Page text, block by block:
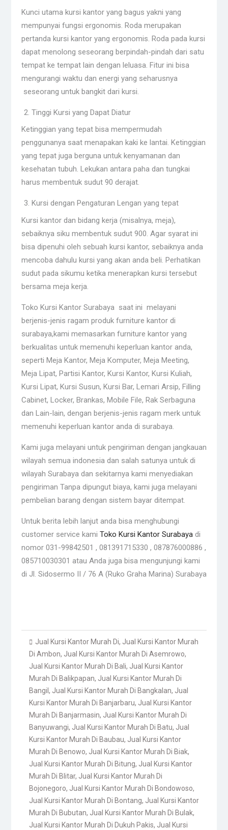
Kunci utama kursi kantor yang bagus yakni yang
mempunyai fungsi ergonomis. Roda merupakan
pertanda kursi kantor yang ergonomis. Roda pada kursi
dapat menolong seseorang berpindah-pindah dari satu
tempat ke tempat lain dengan leluasa. Fitur ini bisa
mengurangi waktu dan energi yang seharusnya
seseorang untuk bangkit dari kursi.
Tinggi Kursi yang Dapat Diatur
Ketinggian yang tepat bisa mempermudah
penggunanya saat menapakan kaki ke lantai. Ketinggian
yang tepat juga berguna untuk kenyamanan dan
kesehatan tubuh. Lekukan antara paha dan tungkai
harus membentuk sudut 90 derajat.
Kursi dengan Pengaturan Lengan yang tepat
Kursi kantor dan bidang kerja (misalnya, meja),
sebaiknya siku membentuk sudut 900. Agar syarat ini
bisa dipenuhi oleh sebuah kursi kantor, sebaiknya anda
mencoba dahulu kursi yang akan anda beli. Perhatikan
sudut pada sikumu ketika menerapkan kursi tersebut
bersama meja kerja.
Toko Kursi Kantor Surabaya saat ini melayani
berjenis-jenis ragam produk furniture kantor di
surabaya,kami memasarkan furniture kantor yang
berkualitas untuk memenuhi keperluan kantor anda,
seperti Meja Kantor, Meja Komputer, Meja Meeting,
Meja Lipat, Partisi Kantor, Kursi Kantor, Kursi Kuliah,
Kursi Lipat, Kursi Susun, Kursi Bar, Lemari Arsip, Filling
Cabinet, Locker, Brankas, Mobile File, Rak Serbaguna
dan Lain-lain, dengan berjenis-jenis ragam merk untuk
memenuhi keperluan kantor anda di surabaya.
Kami juga melayani untuk pengiriman dengan jangkauan
wilayah semua indonesia dan salah satunya untuk di
wilayah Surabaya dan sekitarnya kami menyediakan
pengiriman Tanpa dipungut biaya, kami juga melayani
pembelian barang dengan sistem bayar ditempat.
Untuk berita lebih lanjut anda bisa menghubungi
customer service kami Toko Kursi Kantor Surabaya di
nomor 031-99842501 , 081391715330 , 087876000886 ,
085710030301 atau Anda juga bisa mengunjungi kami
di Jl. Sidosermo II / 76 A (Ruko Graha Marina) Surabaya
Jual Kursi Kantor Murah Di, Jual Kursi Kantor Murah
Di Ambon, Jual Kursi Kantor Murah Di Asemrowo,
Jual Kursi Kantor Murah Di Bali, Jual Kursi Kantor
Murah Di Balikpapan, Jual Kursi Kantor Murah Di
Bangil, Jual Kursi Kantor Murah Di Bangkalan, Jual
Kursi Kantor Murah Di Banjarbaru, Jual Kursi Kantor
Murah Di Banjarmasin, Jual Kursi Kantor Murah Di
Banyuwangi, Jual Kursi Kantor Murah Di Batu, Jual
Kursi Kantor Murah Di Baubau, Jual Kursi Kantor
Murah Di Benowo, Jual Kursi Kantor Murah Di Biak,
Jual Kursi Kantor Murah Di Bitung, Jual Kursi Kantor
Murah Di Blitar, Jual Kursi Kantor Murah Di
Bojonegoro, Jual Kursi Kantor Murah Di Bondowoso,
Jual Kursi Kantor Murah Di Bontang, Jual Kursi Kantor
Murah Di Bubutan, Jual Kursi Kantor Murah Di Bulak,
Jual Kursi Kantor Murah Di Dukuh Pakis, Jual Kursi